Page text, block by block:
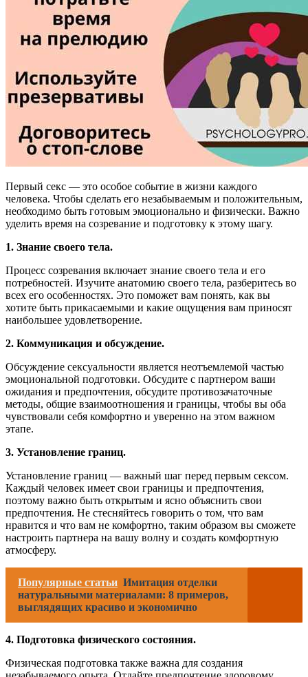
Первый секс — это особое событие в жизни каждого
человека. Чтобы сделать его незабываемым и положительным,
необходимо быть готовым эмоционально и физически. Важно
уделить время на созревание и подготовку к этому шагу.
1. Знание своего тела.
Процесс созревания включает знание своего тела и его
потребностей. Изучите анатомию своего тела, разберитесь во
всех его особенностях. Это поможет вам понять, как вы
хотите быть прикасаемыми и какие ощущения вам приносят
наибольшее удовлетворение.
2. Коммуникация и обсуждение.
Обсуждение сексуальности является неотъемлемой частью
эмоциональной подготовки. Обсудите с партнером ваши
ожидания и предпочтения, обсудите противозачаточные
методы, общие взаимоотношения и границы, чтобы вы оба
чувствовали себя комфортно и уверенно на этом важном
этапе.
3. Установление границ.
Установление границ — важный шаг перед первым сексом.
Каждый человек имеет свои границы и предпочтения,
поэтому важно быть открытым и ясно объяснить свои
предпочтения. Не стесняйтесь говорить о том, что вам
нравится и что вам не комфортно, таким образом вы сможете
настроить партнера на вашу волну и создать комфортную
атмосферу.
Популярные статьи Имитация отделки
натуральными материалами: 8 примеров,
выглядящих красиво и экономично
4. Подготовка физического состояния.
Физическая подготовка также важна для создания